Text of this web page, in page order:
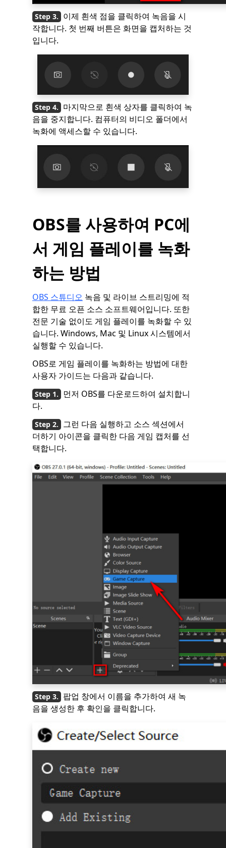
이제 흰색 점을 클릭하여 녹음을 시
작합니다. 첫 번째 버튼은 화면을 캡처하는 것
입니다.
마지막으로 흰색 상자를 클릭하여 녹
음을 중지합니다. 컴퓨터의 비디오 폴더에서
녹화에 액세스할 수 있습니다.
OBS를 사용하여 PC에
서 게임 플레이를 녹화
하는 방법
OBS 스튜디오 녹음 및 라이브 스트리밍에 적
합한 무료 오픈 소스 소프트웨어입니다. 또한
전문 기술 없이도 게임 플레이를 녹화할 수 있
습니다. Windows, Mac 및 Linux 시스템에서
실행할 수 있습니다.
OBS로 게임 플레이를 녹화하는 방법에 대한
사용자 가이드는 다음과 같습니다.
먼저 OBS를 다운로드하여 설치합니
다.
그런 다음 실행하고 소스 섹션에서
더하기 아이콘을 클릭한 다음 게임 캡처를 선
택합니다.
팝업 창에서 이름을 추가하여 새 녹
음을 생성한 후 확인을 클릭합니다.